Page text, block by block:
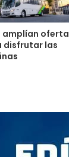
amplían oferta
disfrutar las